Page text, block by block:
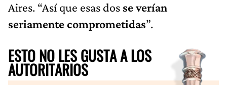
Aires. “Así que esas dos se verían
seriamente comprometidas”.
ESTO NO LES GUSTA A LOS
AUTORITARIOS